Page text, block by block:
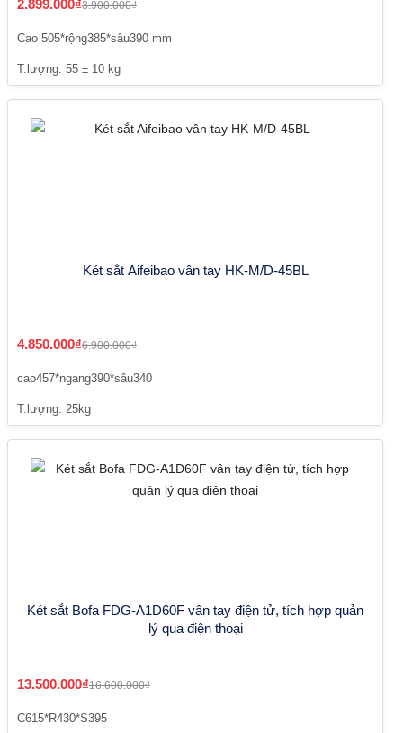
2.899.000₫3.900.000₫
Cao 505*rộng385*sâu390 mm
T.lượng: 55 ± 10 kg
Két sắt Aifeibao vân tay HK-M/D-45BL
4.850.000₫6.900.000₫
cao457*ngang390*sâu340
T.lượng: 25kg
Két sắt Bofa FDG-A1D60F vân tay điện tử, tích hợp quản
lý qua điện thoại
13.500.000₫16.600.000₫
C615*R430*S395